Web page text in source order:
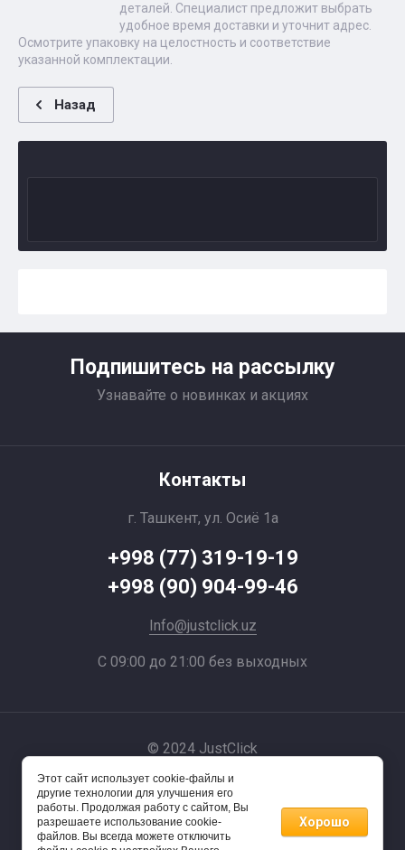
деталей. Специалист предложит выбрать
удобное время доставки и уточнит адрес.
Осмотрите упаковку на целостность и соответствие
указанной комплектации.
Назад
Подпишитесь на рассылку
Узнавайте о новинках и акциях
Контакты
г. Ташкент, ул. Осиё 1a
+998 (77) 319-19-19
+998 (90) 904-99-46
Info@justclick.uz
С 09:00 до 21:00 без выходных
© 2024 JustClick
Powered by
Этот сайт использует cookie-файлы и
другие технологии для улучшения его
работы. Продолжая работу с сайтом, Вы
разрешаете использование cookie-
файлов. Вы всегда можете отключить
Хорошо